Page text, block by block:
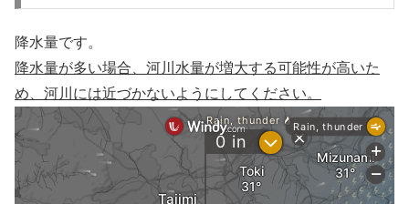
降水量です。
降水量が多い場合、河川水量が増大する可能性が高いた
め、河川には近づかないようにしてください。